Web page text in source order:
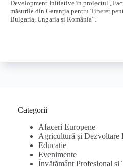
Development Initiative în proiectul
măsurile din Garanția pentru Tineret
Bulgaria, Ungaria și România”.
Categorii
Afaceri Europene
Agricultură și Dezvoltare
Educație
Evenimente
Învățământ Profesional și